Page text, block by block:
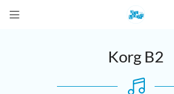

Korg B2